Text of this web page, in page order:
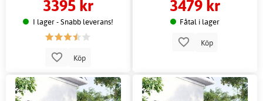
3395 kr
I lager - Snabb leverans!
Köp
3479 kr
Fåtal i lager
Köp